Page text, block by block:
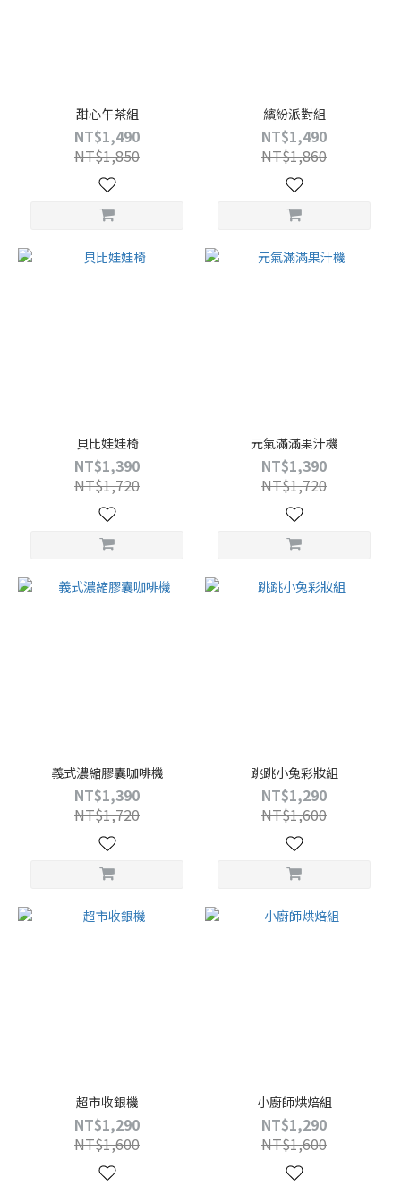
甜心午茶組
NT$1,490
NT$1,850
繽紛派對組
NT$1,490
NT$1,860
貝比娃娃椅
NT$1,390
NT$1,720
元氣滿滿果汁機
NT$1,390
NT$1,720
義式濃縮膠囊咖啡機
NT$1,390
NT$1,720
跳跳小兔彩妝組
NT$1,290
NT$1,600
超市收銀機
NT$1,290
NT$1,600
小廚師烘焙組
NT$1,290
NT$1,600